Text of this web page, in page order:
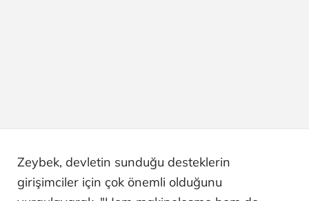
Zeybek, devletin sunduğu desteklerin
girişimciler için çok önemli olduğunu